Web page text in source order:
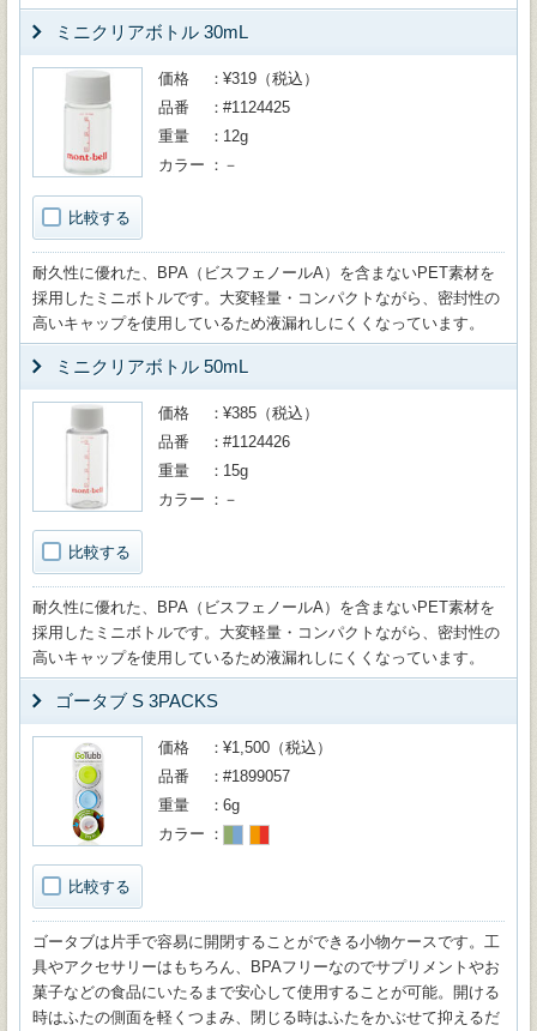
ミニクリアボトル 30mL
比較する
価格
¥319（税込）
品番
#1124425
重量
12g
カラー
－
耐久性に優れた、BPA（ビスフェノールA）を含まないPET素材を
採用したミニボトルです。大変軽量・コンパクトながら、密封性の
高いキャップを使用しているため液漏れしにくくなっています。
ミニクリアボトル 50mL
比較する
価格
¥385（税込）
品番
#1124426
重量
15g
カラー
－
耐久性に優れた、BPA（ビスフェノールA）を含まないPET素材を
採用したミニボトルです。大変軽量・コンパクトながら、密封性の
高いキャップを使用しているため液漏れしにくくなっています。
ゴータブ S 3PACKS
比較する
価格
¥1,500（税込）
品番
#1899057
重量
6g
カラー
ゴータブは片手で容易に開閉することができる小物ケースです。工
具やアクセサリーはもちろん、BPAフリーなのでサプリメントやお
菓子などの食品にいたるまで安心して使用することが可能。開ける
時はふたの側面を軽くつまみ、閉じる時はふたをかぶせて抑えるだ